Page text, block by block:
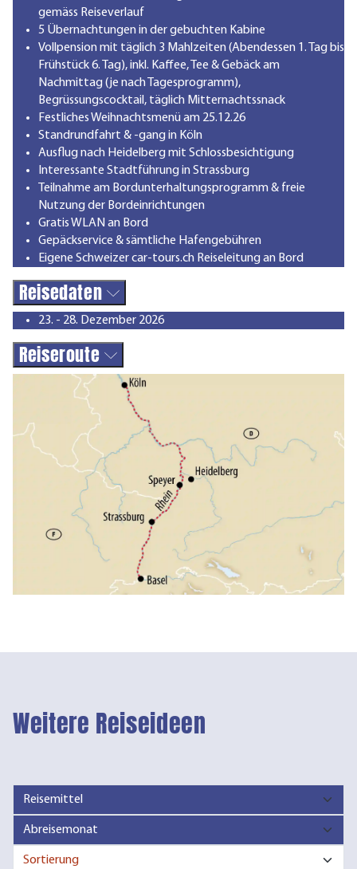
gemäss Reiseverlauf
5 Übernachtungen in der gebuchten Kabine
Vollpension mit täglich 3 Mahlzeiten (Abendessen 1. Tag bis
Frühstück 6. Tag), inkl. Kaffee, Tee & Gebäck am
Nachmittag (je nach Tagesprogramm),
Begrüssungscocktail, täglich Mitternachtssnack
Festliches Weihnachtsmenü am 25.12.26
Standrundfahrt & -gang in Köln
Ausflug nach Heidelberg mit Schlossbesichtigung
Interessante Stadtführung in Strassburg
Teilnahme am Bordunterhaltungsprogramm & freie
Nutzung der Bordeinrichtungen
Gratis WLAN an Bord
Gepäckservice & sämtliche Hafengebühren
Eigene Schweizer car-tours.ch Reiseleitung an Bord
Reisedaten
23. - 28. Dezember 2026
Reiseroute
Weitere Reiseideen